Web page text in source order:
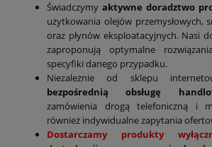
Świadczymy aktywne doradztwo
użytkowania olejów przemysłowych,
oraz płynów eksploatacyjnych. Nasi
zaproponują optymalne
specyfiki danego przypadku.
Niezależnie od sklepu
bezpośrednią obsługę
zamówienia drogą telefoniczną i
również indywidualne zapytania
Dostarczamy produkty